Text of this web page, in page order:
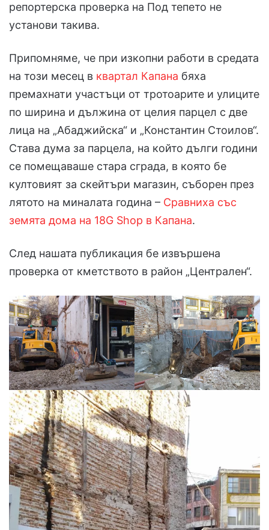
репортерска проверка на Под тепето не
установи такива.
Припомняме, че при изкопни работи в средата
на този месец в квартал Капана бяха
премахнати участъци от тротоарите и улиците
по ширина и дължина от целия парцел с две
лица на „Абаджийска“ и „Константин Стоилов“.
Става дума за парцела, на който дълги години
се помещаваше стара сграда, в която бе
култовият за скейтъри магазин, съборен през
лятото на миналата година – Сравниха със
земята дома на 18G Shop в Капана.
След нашата публикация бе извършена
проверка от кметството в район „Централен“.